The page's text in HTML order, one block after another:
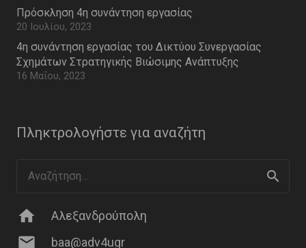
Πρόσκληση 4η συνάντηση εργασίας
20 Ιουλίου, 2023
4η συνάντηση εργασίας του Δικτύου Συνεργασίας
Σχημάτων Στρατηγικής Βιώσιμης Ανάπτυξης
16 Μαΐου, 2023
Πληκτρολογήστε για αναζήτη
Αναζήτηση
home Αλεξανδρούπολη
mail baa@adv4ugr